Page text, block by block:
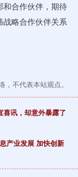
和合作伙伴，期待
战略合作伙伴关系
不代表本站观点。
喜讯，却意外暴露了
产业发展 加快创新